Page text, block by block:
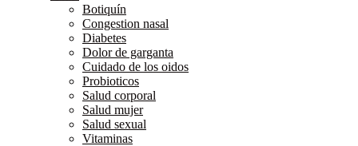
Botiquín
Congestion nasal
Diabetes
Dolor de garganta
Cuidado de los oidos
Probioticos
Salud corporal
Salud mujer
Salud sexual
Vitaminas